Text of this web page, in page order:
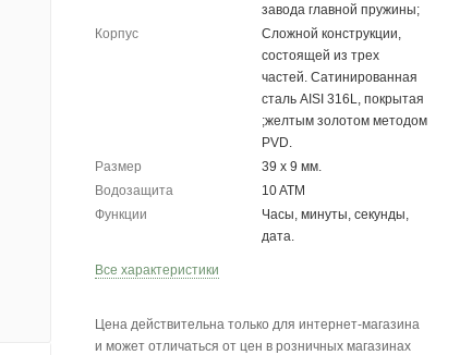
завода главной пружины;
Корпус
Сложной конструкции,
состоящей из трех
частей. Сатинированная
сталь AISI 316L, покрытая
;желтым золотом методом
PVD.
Размер
39 х 9 мм.
Водозащита
10 ATM
Функции
Часы, минуты, секунды,
дата.
Все характеристики
Цена действительна только для интернет-магазина
и может отличаться от цен в розничных магазинах